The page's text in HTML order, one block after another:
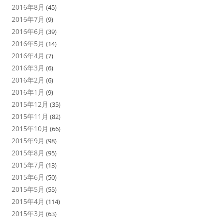
2016年8月 (45)
2016年7月 (9)
2016年6月 (39)
2016年5月 (14)
2016年4月 (7)
2016年3月 (6)
2016年2月 (6)
2016年1月 (9)
2015年12月 (35)
2015年11月 (82)
2015年10月 (66)
2015年9月 (98)
2015年8月 (95)
2015年7月 (13)
2015年6月 (50)
2015年5月 (55)
2015年4月 (114)
2015年3月 (63)